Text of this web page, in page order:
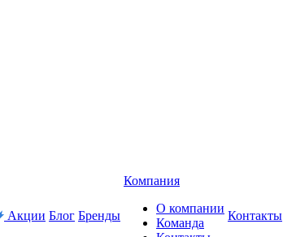
Акции Блог Бренды
Компания
О компании
Команда
Контакты